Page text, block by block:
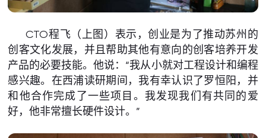
CTO程飞（上图）表示，创业是为了推动苏州的
创客文化发展，并且帮助其他有意向的创客培养开发
产品的必要技能。他说：“我从小就对工程设计和编程
感兴趣。在西浦读研期间，我有幸认识了罗恒阳，并
和他合作完成了一些项目。我发现我们有共同的爱
好，他非常擅长硬件设计。”